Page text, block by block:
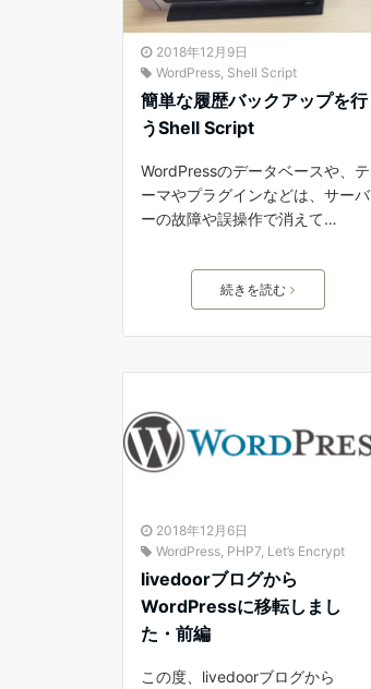
2018年12月9日
WordPress Shell Script
簡単な履歴バックアップを行
うShell Script
WordPressのデータベースや、テ
ーマやプラグインなどは、サーバ
ーの故障や誤操作で消えて…
続きを読む
2018年12月6日
WordPress, PHP7, Let’s Encrypt
livedoorブログから
WordPressに移転しまし
た・前編
この度、livedoorブログから